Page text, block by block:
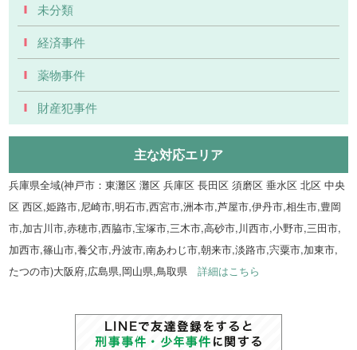
未分類
経済事件
薬物事件
財産犯事件
主な対応エリア
兵庫県全域(神戸市：東灘区 灘区 兵庫区 長田区 須磨区 垂水区 北区 中央
区 西区,姫路市,尼崎市,明石市,西宮市,洲本市,芦屋市,伊丹市,相生市,豊岡
市,加古川市,赤穂市,西脇市,宝塚市,三木市,高砂市,川西市,小野市,三田市,
加西市,篠山市,養父市,丹波市,南あわじ市,朝来市,淡路市,宍粟市,加東市,
たつの市)大阪府,広島県,岡山県,鳥取県詳細はこちら